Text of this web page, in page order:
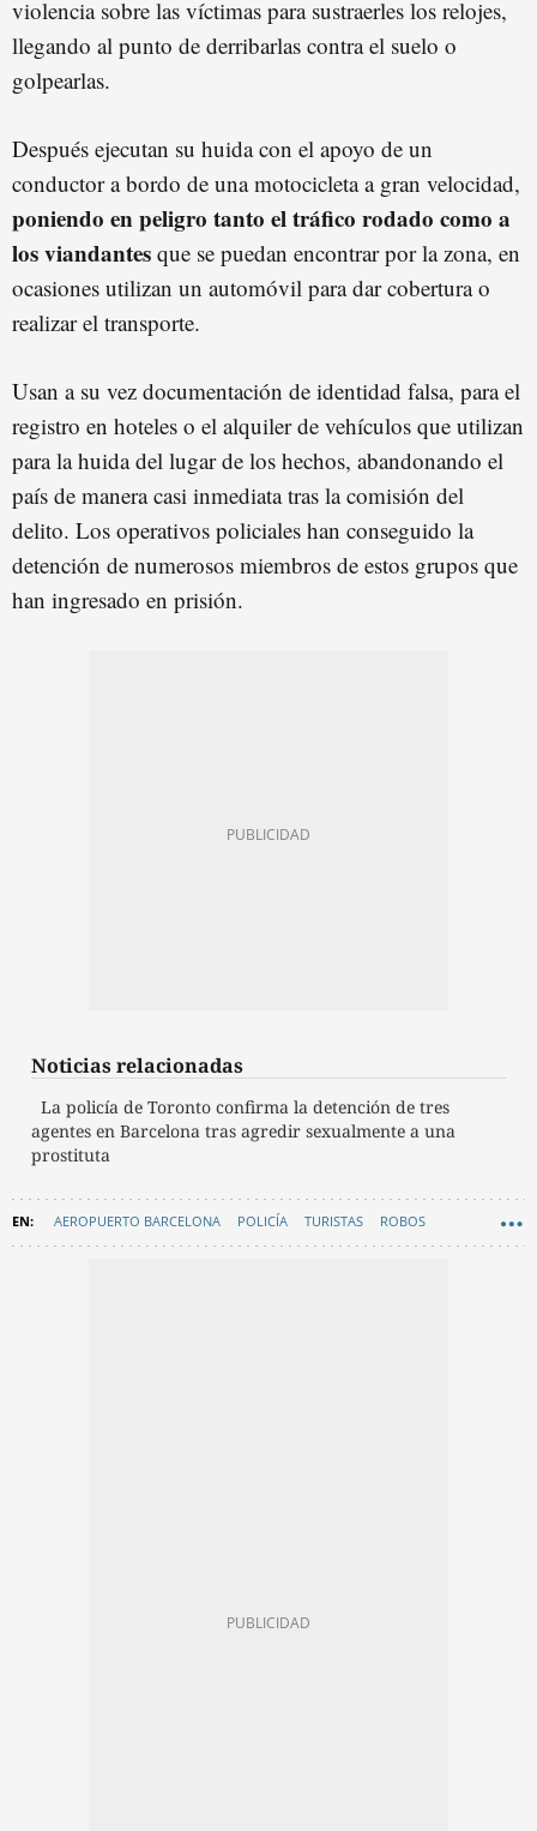
violencia sobre las víctimas para sustraerles los relojes,
llegando al punto de derribarlas contra el suelo o
golpearlas.
Después ejecutan su huida con el apoyo de un
conductor a bordo de una motocicleta a gran velocidad,
poniendo en peligro tanto el tráfico rodado como a
los viandantes que se puedan encontrar por la zona, en
ocasiones utilizan un automóvil para dar cobertura o
realizar el transporte.
Usan a su vez documentación de identidad falsa, para el
registro en hoteles o el alquiler de vehículos que utilizan
para la huida del lugar de los hechos, abandonando el
país de manera casi inmediata tras la comisión del
delito. Los operativos policiales han conseguido la
detención de numerosos miembros de estos grupos que
han ingresado en prisión.
Noticias relacionadas
La policía de Toronto confirma la detención de tres
agentes en Barcelona tras agredir sexualmente a una
prostituta
AEROPUERTO BARCELONA POLICÍA TURISTAS ROBOS